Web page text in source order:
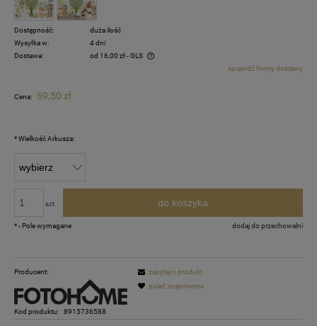
Dostępność:
duża ilość
Wysyłka w:
4 dni
Dostawa:
od 16,00 zł- GLS
Cena nie zawiera ewentualnych kosztów płatnościsprawdź formy dostawy
Cena: 69,50 zł
*Wielkość Arkusza:
szt. do koszyka
dodaj do przechowalni
*- Pole wymagane
Producent:
Kod produktu: 8915736588
zapytaj o produkt
poleć znajomemu